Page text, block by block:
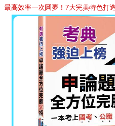
最高效率一次圓夢！7大完美特色打